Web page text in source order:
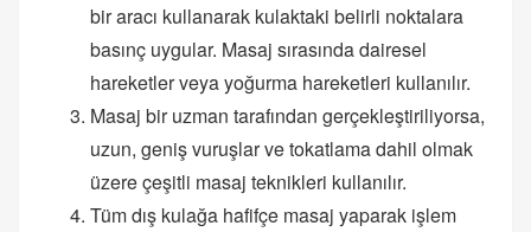
bir aracı kullanarak kulaktaki belirli noktalara
basınç uygular. Masaj sırasında dairesel
hareketler veya yoğurma hareketleri kullanılır.
Masaj bir uzman tarafından gerçekleştiriliyorsa,
uzun, geniş vuruşlar ve tokatlama dahil olmak
üzere çeşitli masaj teknikleri kullanılır.
Tüm dış kulağa hafifçe masaj yaparak işlem